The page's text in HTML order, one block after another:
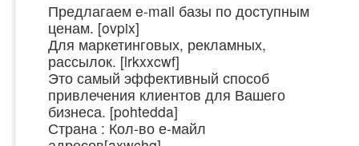
Предлагаем e-mail базы по доступным
ценам. [ovpix]
Для маркетинговых, рекламных,
рассылок. [lrkxxcwf]
Это самый эффективный способ
привлечения клиентов для Вашего
бизнеса. [pohtedda]
Страна : Кол-во е-майл